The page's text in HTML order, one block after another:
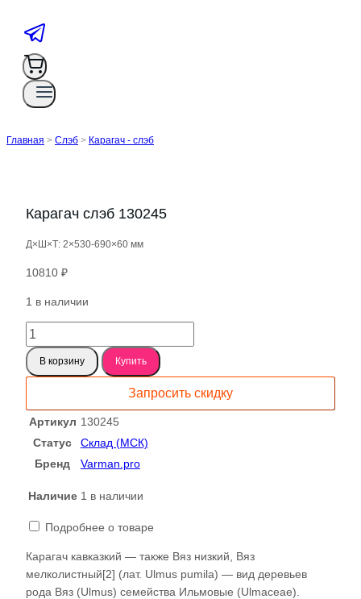
Главная > Слэб > Карагач - слэб
Карагач слэб 130245
Д×Ш×Т: 2×530-690×60 мм
10810 ₽
1 в наличии
Количество
товара
Карагач
слэб
В корзину Купить
Запросить скидку
Артикул 130245
Статус
Склад (МСК)
Бренд
Varman.pro
Наличие 1 в наличии
Подробнее о товаре
Карагач кавказкий — также Вяз низкий, Вяз
мелколистный[2] (лат. Ulmus pumila) — вид деревьев
рода Вяз (Ulmus) семейства Ильмовые (Ulmaceae).